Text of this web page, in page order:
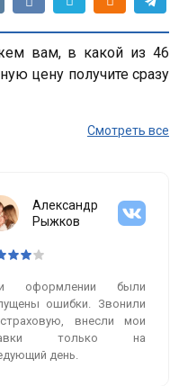
вам, в какой из 46
цену получите сразу
Смотреть все
Александр
Рыжков
оформлении были
ошибки. Звонили
внесли мои
только на
день.